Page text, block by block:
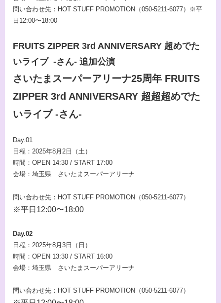
問い合わせ先：HOT STUFF PROMOTION（050-5211-6077）※平
日12:00〜18:00
FRUITS ZIPPER 3rd ANNIVERSARY 超めでた
いライブ -さん- 追加公演
さいたまスーパーアリーナ25周年 FRUITS
ZIPPER 3rd ANNIVERSARY 超超超めでた
いライブ -さん-
Day.01
日程：2025年8月2日（土）
時間：OPEN 14:30 / START 17:00
会場：埼玉県 さいたまスーパーアリーナ
問い合わせ先：HOT STUFF PROMOTION（050-5211-6077）
※平日12:00〜18:00
Day.02
日程：2025年8月3日（日）
時間：OPEN 13:30 / START 16:00
会場：埼玉県 さいたまスーパーアリーナ
問い合わせ先：HOT STUFF PROMOTION（050-5211-6077）